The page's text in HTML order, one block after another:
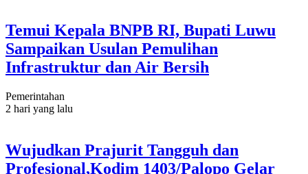
Temui Kepala BNPB RI, Bupati Luwu
Sampaikan Usulan Pemulihan
Infrastruktur dan Air Bersih
Pemerintahan
2 hari yang lalu
Wujudkan Prajurit Tangguh dan
Profesional,Kodim 1403/Palopo Gelar